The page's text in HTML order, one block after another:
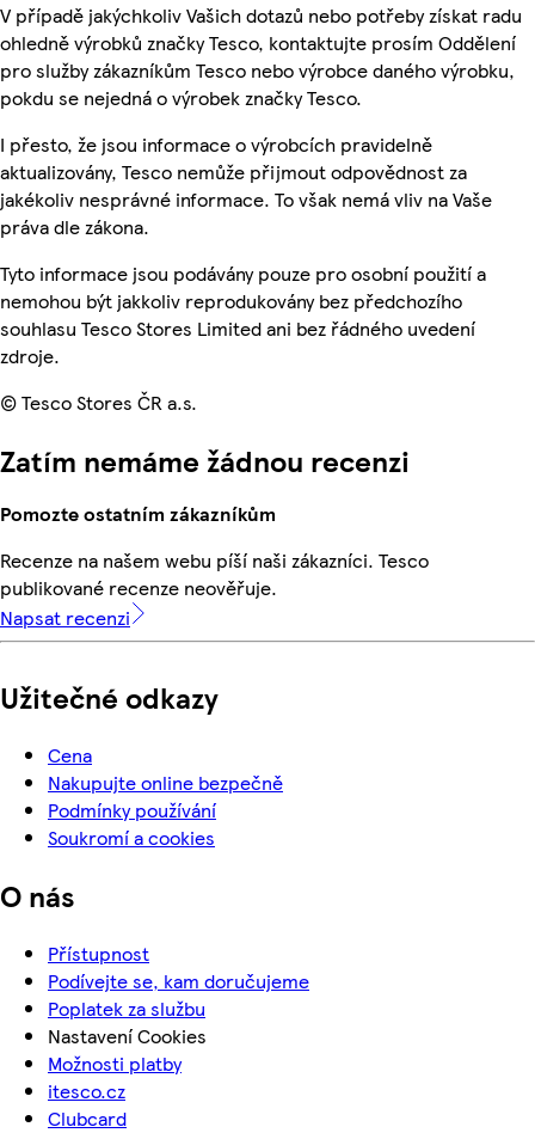
V případě jakýchkoliv Vašich dotazů nebo potřeby získat radu
ohledně výrobků značky Tesco, kontaktujte prosím Oddělení
pro služby zákazníkům Tesco nebo výrobce daného výrobku,
pokdu se nejedná o výrobek značky Tesco.
I přesto, že jsou informace o výrobcích pravidelně
aktualizovány, Tesco nemůže přijmout odpovědnost za
jakékoliv nesprávné informace. To však nemá vliv na Vaše
práva dle zákona.
Tyto informace jsou podávány pouze pro osobní použití a
nemohou být jakkoliv reprodukovány bez předchozího
souhlasu Tesco Stores Limited ani bez řádného uvedení
zdroje.
© Tesco Stores ČR a.s.
Zatím nemáme žádnou recenzi
Pomozte ostatním zákazníkům
Recenze na našem webu píší naši zákazníci. Tesco
publikované recenze neověřuje.
Napsat recenzi
Užitečné odkazy
Cena
Nakupujte online bezpečně
Podmínky používání
Soukromí a cookies
O nás
Přístupnost
Podívejte se, kam doručujeme
Poplatek za službu
Nastavení Cookies
Možnosti platby
itesco.cz
Clubcard